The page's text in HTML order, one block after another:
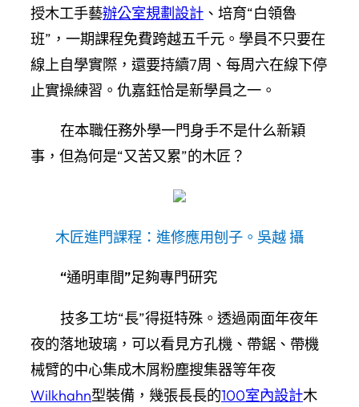
授木工手藝辦公室規劃設計 、培育“白領魯
班”，一期課程免費跨越五千元。學員不只要在
線上自學實際，還要持續7周、每周六在線下停
止實操練習。仇嘉鈺恰是新學員之一。
在本職任務外學一門身手不是什么新穎
事，但為何是“又苦又累”的木匠？
木匠進門課程：進修應用刨子。吳越 攝
“通明車間”足夠專門研究
技多工坊“長”得挺特殊。透過兩面年夜年
夜的落地玻璃，可以看見方孔機、帶鋸、帶機
械臂的中心集成木屑粉塵搜集器等年夜
Wilkhahn型裝備，幾張長長的100室內設計木